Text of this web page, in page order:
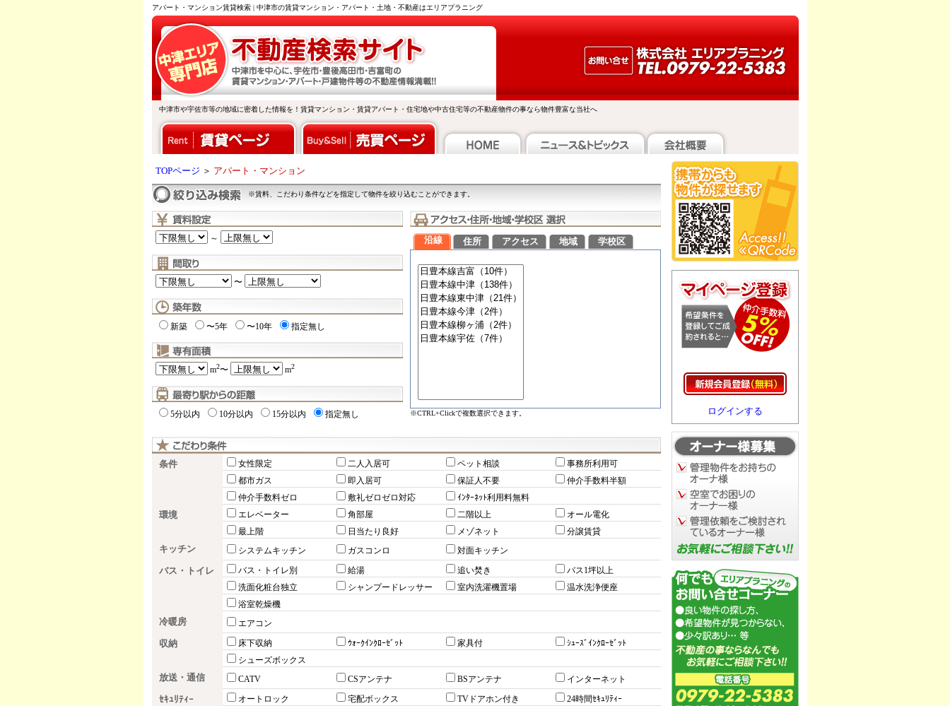
アパート・マンション賃貸検索 | 中津市の賃貸マンション・アパート・土地・不動産はエリアプラニング
中津市や宇佐市等の地域に密着した情報を！賃貸マンション・賃貸アパート・住宅地や中古住宅等の不動産物件の事なら物件豊富な当社へ
ログインする
TOPページ ＞ アパート・マンション
※賃料、こだわり条件などを指定して物件を絞り込むことができます。
～
〜
新築 〜5年 〜10年 指定無し
m2〜 m2
5分以内 10分以内 15分以内 指定無し
沿線 住所 アクセス 地域 学校区
※CTRL+Clickで複数選択できます。
条件 女性限定 二人入居可 ペット相談
事務所利用可
都市ガス
即入居可 保証人不要
仲介手数料半額
仲介手数料ゼロ
敷礼ゼロゼロ対応 ｲﾝﾀｰﾈｯﾄ利用料無料
環境 エレベーター 角部屋 二階以上
オール電化
最上階
日当たり良好 メゾネット 分譲賃貸
キッチン システムキッチン ガスコンロ 対面キッチン
バス・トイレ バス・トイレ別 給湯 追い焚き
バス1坪以上
洗面化粧台独立
シャンプードレッサー 室内洗濯機置場
温水洗浄便座
浴室乾燥機
冷暖房 エアコン
収納 床下収納 ｳｫｰｸｲﾝｸﾛｰｾﾞｯﾄ 家具付
ｼｭｰｽﾞｲﾝｸﾛｰｾﾞｯﾄ
シューズボックス
放送・通信 CATV CSアンテナ BSアンテナ インターネット
ｾｷｭﾘﾃｨｰ オートロック 宅配ボックス TVドアホン付き
24時間ｾｷｭﾘﾃｨｰ